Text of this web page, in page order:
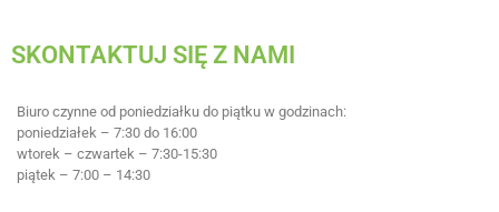
SKONTAKTUJ SIĘ Z NAMI
Biuro czynne od poniedziałku do piątku w godzinach:
poniedziałek – 7:30 do 16:00
wtorek – czwartek – 7:30-15:30
piątek – 7:00 – 14:30